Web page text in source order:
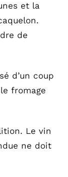
et la
de
d’un coup
fromage
Le vin
ne doit